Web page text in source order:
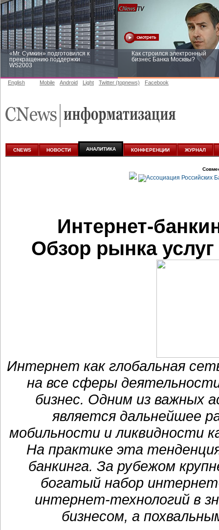
«Mr. Сумкин» подготовился к
прекращению поддержки
WS2003
Как строился электронный
бизнес Банка Москвы?
аналитике
English Mobile Android Light Twitter (topnews) Facebook
CNEWS НОВОСТИ АНАЛИТИКА КОНФЕРЕНЦИИ ЖУРНАЛ
Интернет-
Обзор рынка
Интернет как глобальная
на все сферы
бизнес. Одним из важных
является дальнейшее
мобильности и ликвидности
На практике эта
банкинга. За рубежом
богатый набор
интернет-технологий в
бизнесом, а